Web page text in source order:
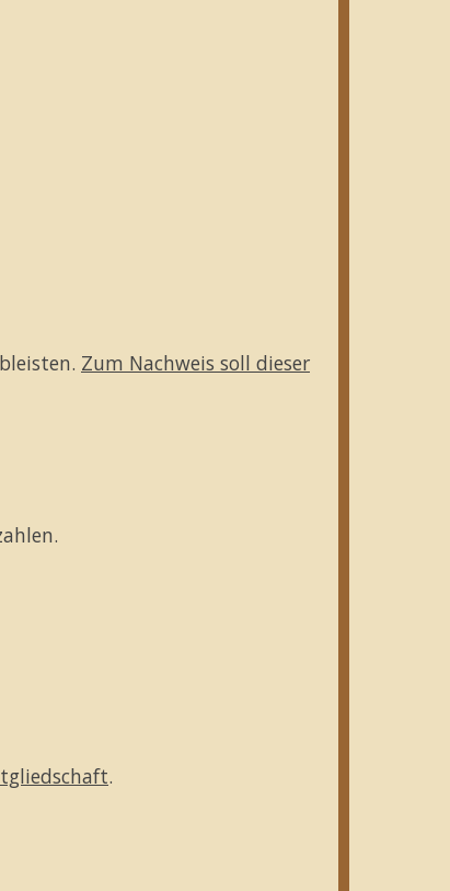
Zum Nachweis soll dieser
.